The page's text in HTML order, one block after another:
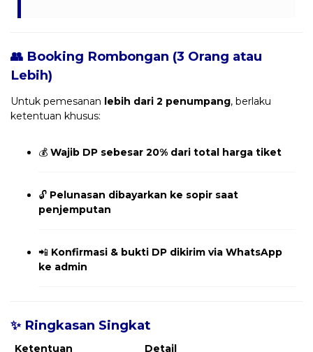
👥 Booking Rombongan (3 Orang atau
Lebih)
Untuk pemesanan lebih dari 2 penumpang, berlaku
ketentuan khusus:
💰 Wajib DP sebesar 20% dari total harga tiket
🔓 Pelunasan dibayarkan ke sopir saat
penjemputan
📲 Konfirmasi & bukti DP dikirim via WhatsApp
ke admin
✨ Ringkasan Singkat
Ketentuan
Detail